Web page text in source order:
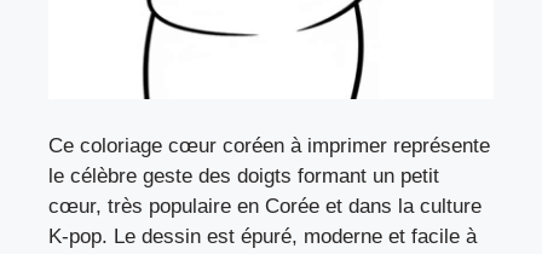
Ce coloriage cœur coréen à imprimer représente
le célèbre geste des doigts formant un petit
cœur, très populaire en Corée et dans la culture
K-pop. Le dessin est épuré, moderne et facile à